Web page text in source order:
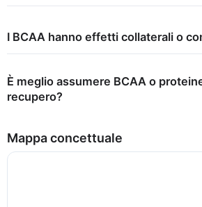
I BCAA hanno effetti collaterali o
È meglio assumere BCAA o
recupero?
Mappa concettuale